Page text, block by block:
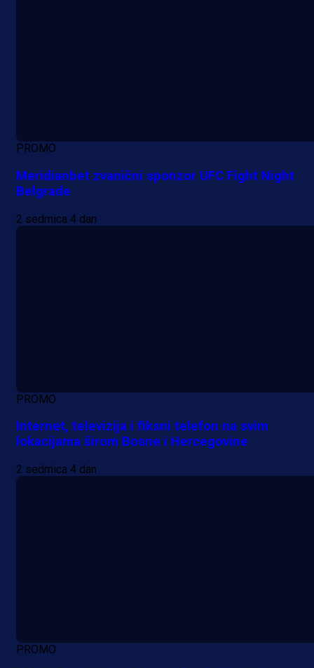
PROMO
Meridianbet zvanični sponzor UFC Fight Night
Belgrade
2 sedmica 4 dan
PROMO
Internet, televizija i fiksni telefon na svim
lokacijama širom Bosne i Hercegovine
2 sedmica 4 dan
PROMO